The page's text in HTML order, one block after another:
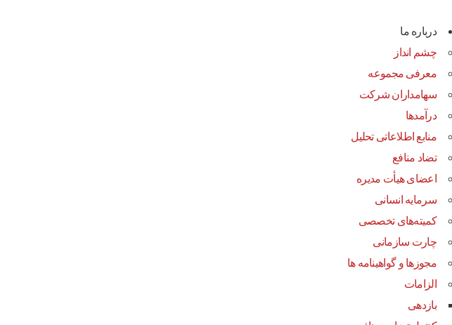
درباره ما
چشم انداز
معرفی مجموعه
سهامداران شرکت
درآمد‌ها
منابع اطلاعاتی تحلیل
تضاد منافع
اعضای هیأت مدیره
سرمایه انسانی
کمیته‌های تخصصی
چارت سازمانی
مجوزها و گواهینامه ها
الزامات
بازدهی